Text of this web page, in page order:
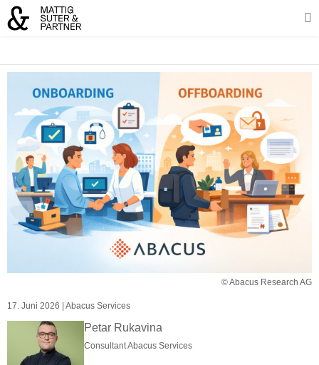
© Abacus Research AG
17. Juni 2026 | Abacus Services
Petar Rukavina
Consultant Abacus Services